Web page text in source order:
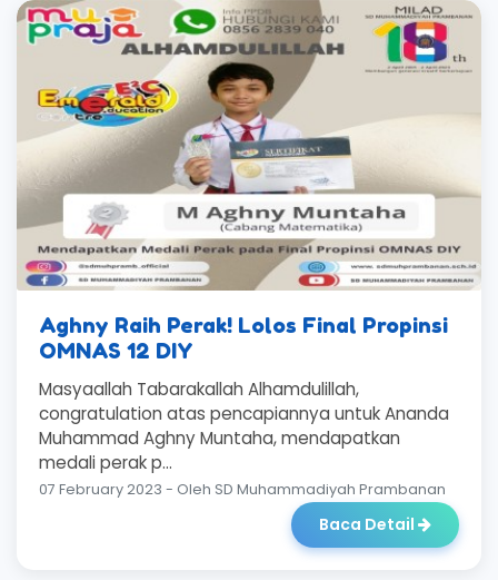
Aghny Raih Perak! Lolos Final Propinsi
OMNAS 12 DIY
Masyaallah Tabarakallah Alhamdulillah,
congratulation atas pencapiannya untuk Ananda
Muhammad Aghny Muntaha, mendapatkan
medali perak p...
07 February 2023 - Oleh SD Muhammadiyah Prambanan
Baca Detail